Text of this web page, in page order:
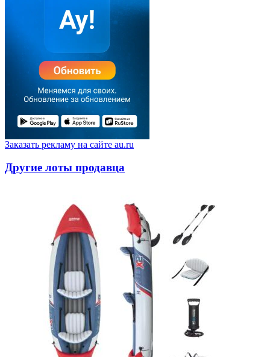
Заказать рекламу на сайте au.ru
Другие лоты продавца